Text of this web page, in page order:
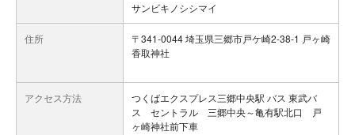
サンビキノシシマイ
住所
〒341-0044 埼玉県三郷市戸ケ崎2-38-1 戸ヶ崎
香取神社
アクセス方法
つくばエクスプレス三郷中央駅 バス 東武バ
ス セントラル 三郷中央～亀有駅北口 戸
ヶ崎神社前下車